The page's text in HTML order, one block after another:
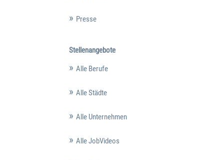
Presse
Stellenangebote
Alle Berufe
Alle Städte
Alle Unternehmen
Alle JobVideos